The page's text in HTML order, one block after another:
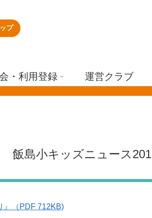
プ
・利用登録 運営クラブ
飯島小キッズニュース
』（PDF 712KB)